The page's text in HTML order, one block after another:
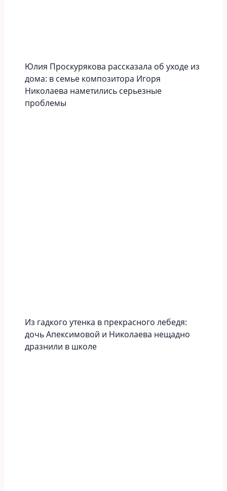
Юлия Проскурякова рассказала об уходе из
дома: в семье композитора Игоря
Николаева наметились серьезные
проблемы
Из гадкого утенка в прекрасного лебедя:
дочь Апексимовой и Николаева нещадно
дразнили в школе